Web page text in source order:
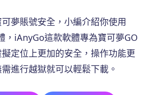
夢賬號安全，小編介紹你使用
，iAnyGo這款軟體專為寶可夢GO
定位上更加的安全，操作功能更
進行越獄就可以輕鬆下載。